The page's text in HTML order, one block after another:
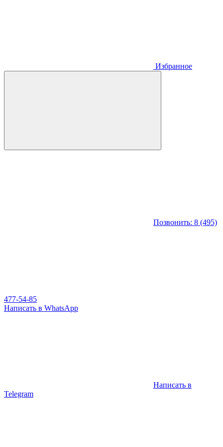
Избранное
Позвонить: 8 (495)
477-54-85
Написать в WhatsApp
Написать в
Telegram